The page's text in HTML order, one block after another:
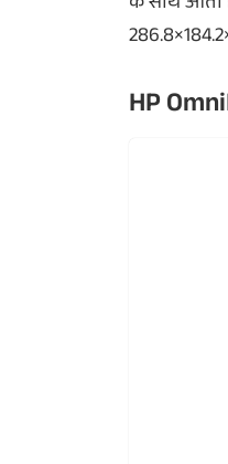
HP